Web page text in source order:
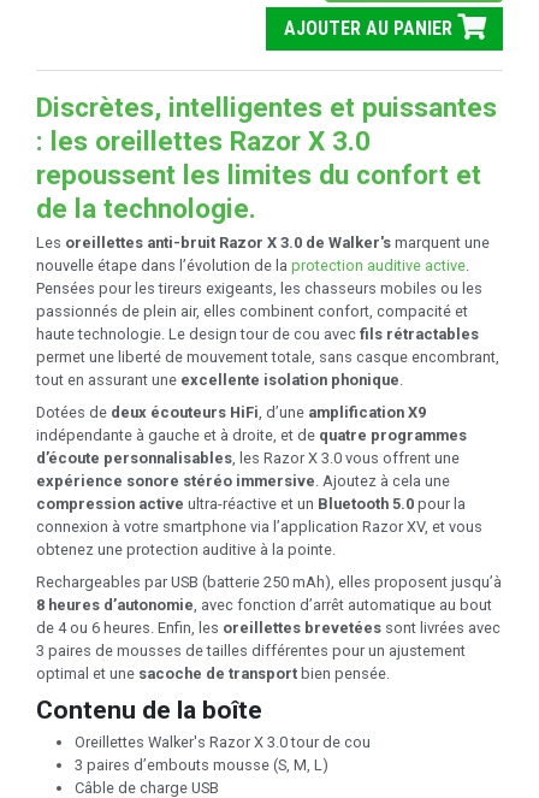
AJOUTER AU PANIER
Discrètes, intelligentes et puissantes
: les oreillettes Razor X 3.0
repoussent les limites du confort et
de la technologie.
Les oreillettes anti-bruit Razor X 3.0 de Walker's marquent une
nouvelle étape dans l’évolution de la protection auditive active
Pensées pour les tireurs exigeants, les chasseurs mobiles ou les
passionnés de plein air, elles combinent confort, compacité et
haute technologie. Le design tour de cou avec fils rétractables
permet une liberté de mouvement totale, sans casque encombrant,
tout en assurant une excellente isolation phonique
Dotées de deux écouteurs HiFi , d’une amplification X9
indépendante à gauche et à droite, et de quatre programmes
d’écoute personnalisables , les Razor X 3.0 vous offrent une
expérience sonore stéréo immersive . Ajoutez à cela une
compression active ultra-réactive et un Bluetooth 5.0 pour la
connexion à votre smartphone via l’application Razor XV, et vous
obtenez une protection auditive à la pointe.
Rechargeables par USB (batterie 250 mAh), elles proposent jusqu’à
8 heures d’autonomie , avec fonction d’arrêt automatique au bout
de 4 ou 6 heures. Enfin, les oreillettes brevetées sont livrées avec
3 paires de mousses de tailles différentes pour un ajustement
optimal et une sacoche de transport bien pensée.
Contenu de la boîte
Oreillettes Walker's Razor X 3.0 tour de cou
3 paires d’embouts mousse (S, M, L)
Câble de charge USB